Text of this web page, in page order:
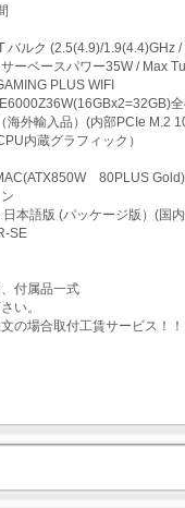
バルク (2.5(4.9)/1.9(4.4)GHz
ーベースパワー35W / Max
PLUS WIFI
外輸入品）(内部PCIe M.2
内蔵グラフィック）
80PLUS Gold)
本語版 (パッケージ版）(国内
SE
付属品一式
い。
の場合取付工賃サービス！！